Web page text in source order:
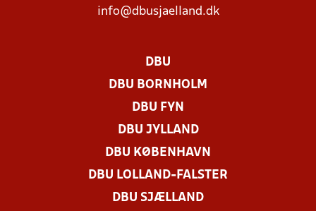
info@dbusjaelland.dk
DBU
DBU BORNHOLM
DBU FYN
DBU JYLLAND
DBU KØBENHAVN
DBU LOLLAND-FALSTER
DBU SJÆLLAND